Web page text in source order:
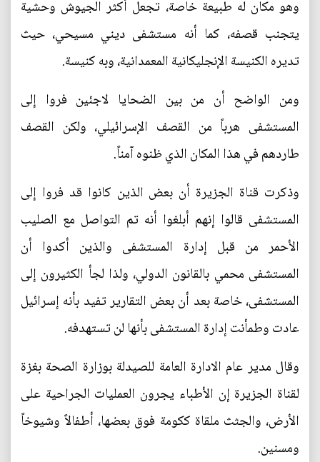
وهو مكان له طبيعة خاصة، تجعل أكثر الجيوش وحشية
يتجنب قصفه، كما أنه مستشفى ديني مسيحي، حيث
تديره الكنيسة الإنجليكانية المعمدانية، وبه كنيسة.
ومن الواضح أن من بين الضحايا لاجئين فروا إلى
المستشفى هرباً من القصف الإسرائيلي، ولكن القصف
طاردهم في هذا المكان الذي ظنوه آمناً.
وذكرت قناة الجزيرة أن بعض الذين كانوا قد فروا إلى
المستشفى قالوا إنهم أبلغوا أنه تم التواصل مع الصليب
الأحمر من قبل إدارة المستشفى والذين أكدوا أن
المستشفى محمي بالقانون الدولي، ولذا لجأ الكثيرون إلى
المستشفى، خاصة بعد أن بعض التقارير تفيد بأنه إسرائيل
عادت وطمأنت إدارة المستشفى بأنها لن تستهدفه.
وقال مدير عام الادارة العامة للصيدلة بوزارة الصحة بغزة
لقناة الجزيرة إن الأطباء يجرون العمليات الجراحية على
الأرض، والجثث ملقاة ككومة فوق بعضها، أطفالاً وشيوخاً
ومسنين.